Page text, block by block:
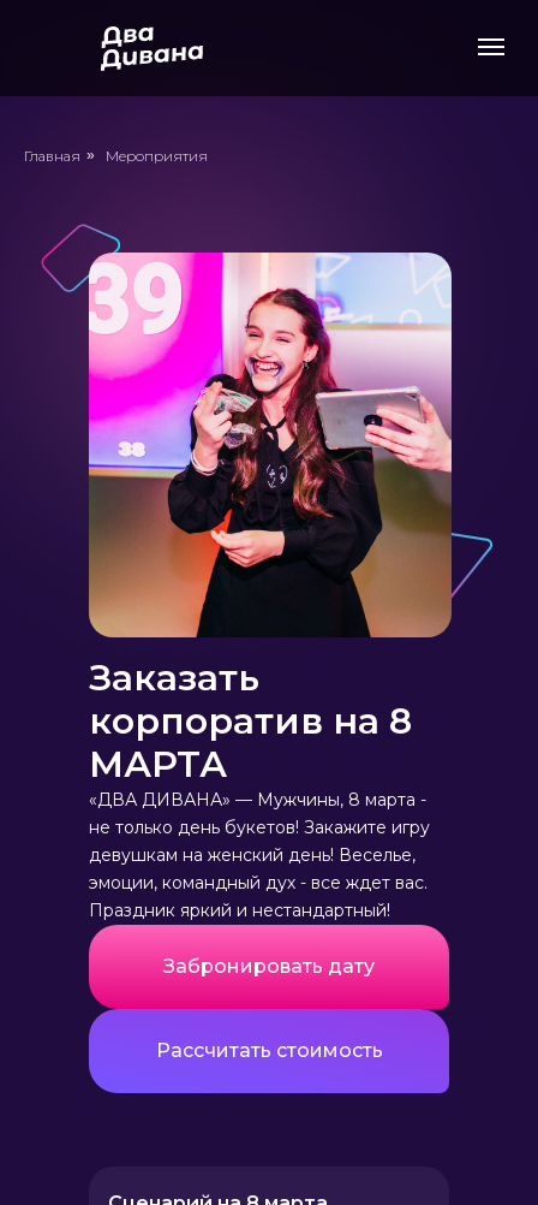
Главная » Мероприятия
Заказать
корпоратив на 8
МАРТА
«ДВА ДИВАНА» — Мужчины, 8 марта -
не только день букетов! Закажите игру
девушкам на женский день! Веселье,
эмоции, командный дух - все ждет вас.
Праздник яркий и нестандартный!
Забронировать дату
Рассчитать стоимость